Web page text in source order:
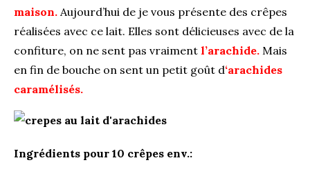
maison. Aujourd’hui de je vous présente des crêpes
réalisées avec ce lait. Elles sont délicieuses avec de la
confiture, on ne sent pas vraiment l’arachide. Mais
en fin de bouche on sent un petit goût d‘arachides
caramélisés.
Ingrédients pour 10 crêpes env.: